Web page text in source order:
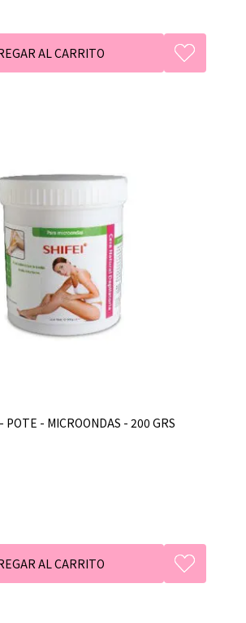
POTE - MICROONDAS - 200 GRS